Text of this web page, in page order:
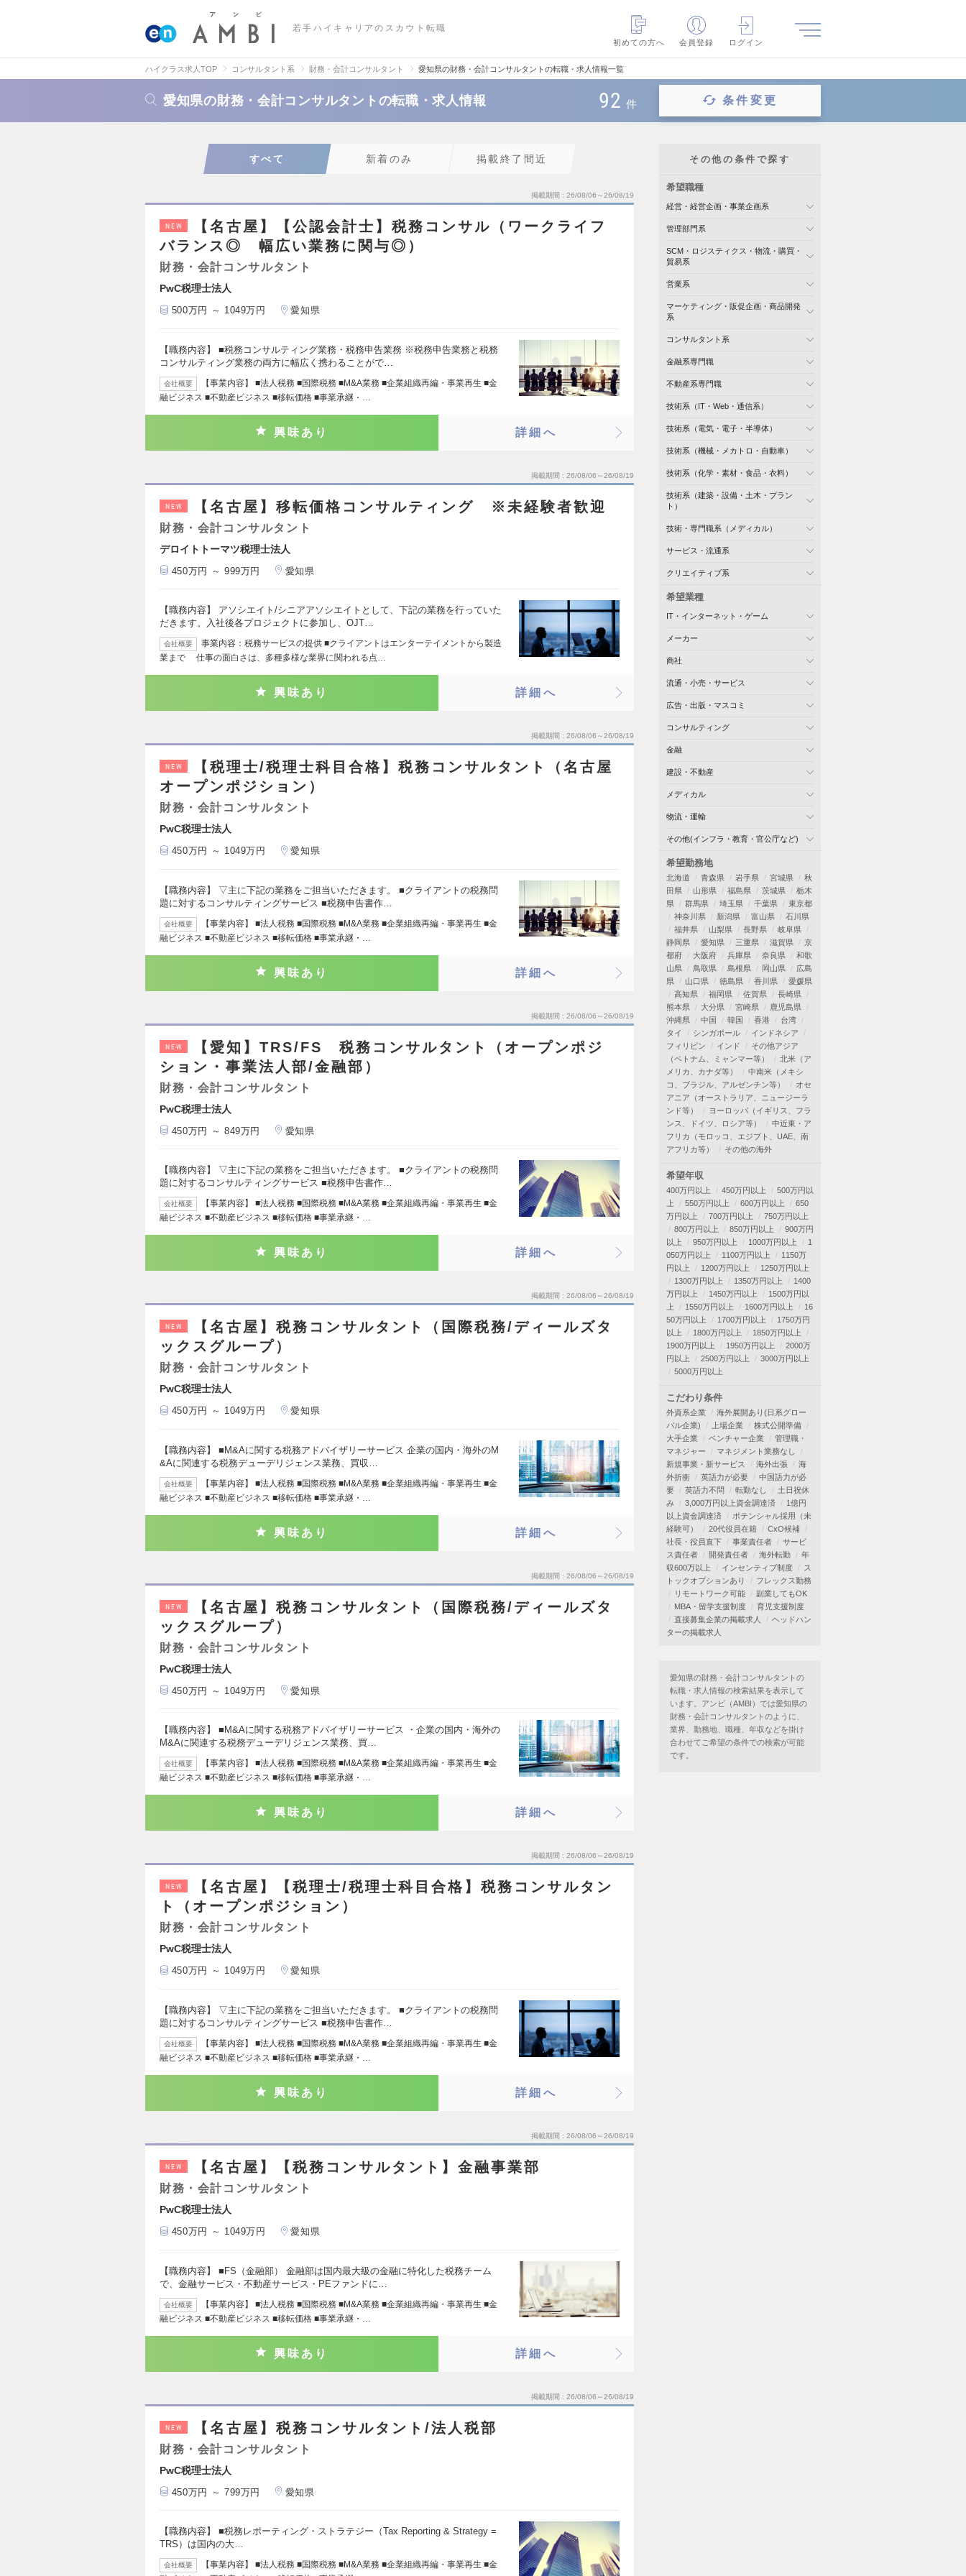
若手ハイキャリアのスカウト転職
初めての方へ
会員登録 ログイン
ハイクラス求人TOP コンサルタント系 財務・会計コンサルタント 愛知県の財務・会計コンサルタントの転職・求人情報一覧
愛知県の財務・会計コンサルタントの転職・求人情報 92 件 条件変更
すべて 新着のみ 掲載終了間近
掲載期間 26/08/06～26/08/19
NEW
【名古屋】【公認会計士】税務コンサル（ワークライフ
バランス◎ 幅広い業務に関与◎）
財務・会計コンサルタント
PwC税理士法人
500万円 ～ 1049万円 愛知県
【職務内容】 ■税務コンサルティング業務・税務申告業務 ※税務申告業務と税務
コンサルティング業務の両方に幅広く携わることがで…
会社概要
【事業内容】 ■法人税務 ■国際税務 ■M&A業務 ■企業組織再編・事業再生 ■金
融ビジネス ■不動産ビジネス ■移転価格 ■事業承継・…
興味あり 詳細へ
掲載期間 26/08/06～26/08/19
NEW 【名古屋】移転価格コンサルティング ※未経験者歓迎
財務・会計コンサルタント
デロイトトーマツ税理士法人
450万円 ～ 999万円 愛知県
【職務内容】 アソシエイト/シニアアソシエイトとして、下記の業務を行っていた
だきます。入社後各プロジェクトに参加し、OJT…
会社概要
事業内容：税務サービスの提供 ■クライアントはエンターテイメントから製造
業まで 仕事の面白さは、多種多様な業界に関われる点…
興味あり 詳細へ
掲載期間 26/08/06～26/08/19
NEW
【税理士/税理士科目合格】税務コンサルタント（名古屋
オープンポジション）
財務・会計コンサルタント
PwC税理士法人
450万円 ～ 1049万円 愛知県
【職務内容】 ▽主に下記の業務をご担当いただきます。 ■クライアントの税務問
題に対するコンサルティングサービス ■税務申告書作…
会社概要
【事業内容】 ■法人税務 ■国際税務 ■M&A業務 ■企業組織再編・事業再生 ■金
融ビジネス ■不動産ビジネス ■移転価格 ■事業承継・…
興味あり 詳細へ
掲載期間 26/08/06～26/08/19
NEW
【愛知】TRS/FS 税務コンサルタント（オープンポジ
ション・事業法人部/金融部）
財務・会計コンサルタント
PwC税理士法人
450万円 ～ 849万円 愛知県
【職務内容】 ▽主に下記の業務をご担当いただきます。 ■クライアントの税務問
題に対するコンサルティングサービス ■税務申告書作…
会社概要
【事業内容】 ■法人税務 ■国際税務 ■M&A業務 ■企業組織再編・事業再生 ■金
融ビジネス ■不動産ビジネス ■移転価格 ■事業承継・…
興味あり 詳細へ
掲載期間 26/08/06～26/08/19
NEW
【名古屋】税務コンサルタント（国際税務/ディールズタ
ックスグループ）
財務・会計コンサルタント
PwC税理士法人
450万円 ～ 1049万円 愛知県
【職務内容】 ■M&Aに関する税務アドバイザリーサービス 企業の国内・海外のM
&Aに関連する税務デューデリジェンス業務、買収…
会社概要
【事業内容】 ■法人税務 ■国際税務 ■M&A業務 ■企業組織再編・事業再生 ■金
融ビジネス ■不動産ビジネス ■移転価格 ■事業承継・…
興味あり 詳細へ
掲載期間 26/08/06～26/08/19
NEW
【名古屋】税務コンサルタント（国際税務/ディールズタ
ックスグループ）
財務・会計コンサルタント
PwC税理士法人
450万円 ～ 1049万円 愛知県
【職務内容】 ■M&Aに関する税務アドバイザリーサービス ・企業の国内・海外の
M&Aに関連する税務デューデリジェンス業務、買…
会社概要
【事業内容】 ■法人税務 ■国際税務 ■M&A業務 ■企業組織再編・事業再生 ■金
融ビジネス ■不動産ビジネス ■移転価格 ■事業承継・…
興味あり 詳細へ
掲載期間 26/08/06～26/08/19
NEW
【名古屋】【税理士/税理士科目合格】税務コンサルタン
ト（オープンポジション）
財務・会計コンサルタント
PwC税理士法人
450万円 ～ 1049万円 愛知県
【職務内容】 ▽主に下記の業務をご担当いただきます。 ■クライアントの税務問
題に対するコンサルティングサービス ■税務申告書作…
会社概要
【事業内容】 ■法人税務 ■国際税務 ■M&A業務 ■企業組織再編・事業再生 ■金
融ビジネス ■不動産ビジネス ■移転価格 ■事業承継・…
興味あり 詳細へ
掲載期間 26/08/06～26/08/19
NEW 【名古屋】【税務コンサルタント】金融事業部
財務・会計コンサルタント
PwC税理士法人
450万円 ～ 1049万円 愛知県
【職務内容】 ■FS（金融部） 金融部は国内最大級の金融に特化した税務チーム
で、金融サービス・不動産サービス・PEファンドに…
会社概要
【事業内容】 ■法人税務 ■国際税務 ■M&A業務 ■企業組織再編・事業再生 ■金
融ビジネス ■不動産ビジネス ■移転価格 ■事業承継・…
興味あり 詳細へ
掲載期間 26/08/06～26/08/19
NEW 【名古屋】税務コンサルタント/法人税部
財務・会計コンサルタント
PwC税理士法人
450万円 ～ 799万円 愛知県
【職務内容】 ■税務レポーティング・ストラテジー（Tax Reporting & Strategy =
TRS）は国内の大…
会社概要
【事業内容】 ■法人税務 ■国際税務 ■M&A業務 ■企業組織再編・事業再生 ■金
その他の条件で探す
希望職種
経営・経営企画・事業企画系
管理部門系
SCM・ロジスティクス・物流・購買・
貿易系
営業系
マーケティング・販促企画・商品開発
系
コンサルタント系
金融系専門職
不動産系専門職
技術系（IT・Web・通信系）
技術系（電気・電子・半導体）
技術系（機械・メカトロ・自動車）
技術系（化学・素材・食品・衣料）
技術系（建築・設備・土木・プラン
ト）
技術・専門職系（メディカル）
サービス・流通系
クリエイティブ系
希望業種
IT・インターネット・ゲーム
メーカー
商社
流通・小売・サービス
広告・出版・マスコミ
コンサルティング
金融
建設・不動産
メディカル
物流・運輸
その他(インフラ・教育・官公庁など)
希望勤務地
北海道 青森県 岩手県 宮城県
秋
田県
山形県 福島県 茨城県
栃木
県
群馬県 埼玉県 千葉県
東京都
神奈川県
新潟県 富山県
石川県
福井県
山梨県 長野県
岐阜県
静岡県
愛知県 三重県 滋賀県
京
都府
大阪府 兵庫県 奈良県
和歌
山県
鳥取県 島根県 岡山県
広島
県
山口県 徳島県 香川県
愛媛県
高知県
福岡県 佐賀県
長崎県
熊本県
大分県 宮崎県
鹿児島県
沖縄県
中国 韓国 香港
台湾
タイ
シンガポール
インドネシア
フィリピン
インド
その他アジア
（ベトナム、ミャンマー等）
北米（ア
メリカ、カナダ等）
中南米（メキシ
コ、ブラジル、アルゼンチン等）
オセ
アニア（オーストラリア、ニュージーラ
ンド等）
ヨーロッパ（イギリス、フラ
ンス、ドイツ、ロシア等）
中近東・ア
フリカ（モロッコ、エジプト、UAE、南
アフリカ等）
その他の海外
希望年収
400万円以上 450万円以上
500万円以
上
550万円以上 600万円以上
650
万円以上
700万円以上
750万円以上
800万円以上
850万円以上
900万円
以上
950万円以上 1000万円以上
1
050万円以上
1100万円以上
1150万
円以上
1200万円以上
1250万円以上
1300万円以上
1350万円以上
1400
万円以上
1450万円以上
1500万円以
上
1550万円以上 1600万円以上
16
50万円以上
1700万円以上
1750万円
以上
1800万円以上
1850万円以上
1900万円以上
1950万円以上
2000万
円以上
2500万円以上
3000万円以上
5000万円以上
こだわり条件
外資系企業
海外展開あり(日系グロー
バル企業)
上場企業
株式公開準備
大手企業
ベンチャー企業
管理職・
マネジャー
マネジメント業務なし
新規事業・新サービス
海外出張
海
外折衝
英語力が必要
中国語力が必
要
英語力不問 転勤なし
土日祝休
み
3,000万円以上資金調達済
1億円
以上資金調達済
ポテンシャル採用（未
経験可）
20代役員在籍
CxO候補
社長・役員直下
事業責任者
サービ
ス責任者
開発責任者 海外転勤
年
収600万以上
インセンティブ制度
ス
トックオプションあり
フレックス勤務
リモートワーク可能
副業してもOK
MBA・留学支援制度
育児支援制度
直接募集企業の掲載求人
ヘッドハン
ターの掲載求人
愛知県の財務・会計コンサルタントの
転職・求人情報の検索結果を表示して
います。アンビ（AMBI）では愛知県の
財務・会計コンサルタントのように、
業界、勤務地、職種、年収などを掛け
合わせてご希望の条件での検索が可能
です。